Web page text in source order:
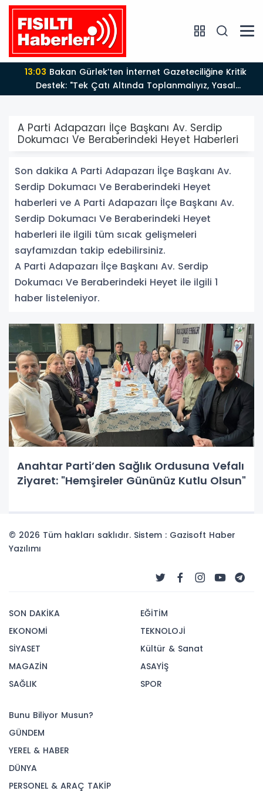
13:03Bakan Gürlek’ten İnternet Gazeteciliğine Kritik
Destek: "Tek Çatı Altında Toplanmalıyız, Yasal
Düzenlemeye Hazırız"
A Parti Adapazarı İlçe Başkanı Av. Serdip
Dokumacı Ve Beraberindeki Heyet Haberleri
Son dakika A Parti Adapazarı İlçe Başkanı Av.
Serdip Dokumacı Ve Beraberindeki Heyet
haberleri ve A Parti Adapazarı İlçe Başkanı Av.
Serdip Dokumacı Ve Beraberindeki Heyet
haberleri ile ilgili tüm sıcak gelişmeleri
sayfamızdan takip edebilirsiniz.
A Parti Adapazarı İlçe Başkanı Av. Serdip
Dokumacı Ve Beraberindeki Heyet ile ilgili 1
haber listeleniyor.
Anahtar Parti’den Sağlık Ordusuna Vefalı
Ziyaret: "Hemşireler Gününüz Kutlu Olsun"
© 2026 Tüm hakları saklıdır. Sistem : Gazisoft Haber
Yazılımı
SON DAKİKA
EKONOMİ
SİYASET
MAGAZİN
SAĞLIK
EĞİTİM
TEKNOLOJİ
Kültür & Sanat
ASAYİŞ
SPOR
Bunu Biliyor Musun?
GÜNDEM
YEREL & HABER
DÜNYA
PERSONEL & ARAÇ TAKİP